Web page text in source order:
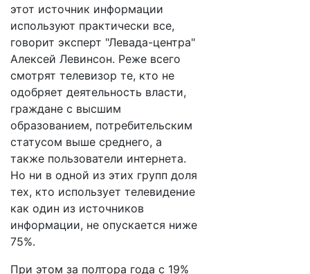
этот источник информации
используют практически все,
говорит эксперт "Левада-центра"
Алексей Левинсон. Реже всего
смотрят телевизор те, кто не
одобряет деятельность власти,
граждане с высшим
образованием, потребительским
статусом выше среднего, а
также пользователи интернета.
Но ни в одной из этих групп доля
тех, кто использует телевидение
как один из источников
информации, не опускается ниже
75%.
При этом за полтора года с 19%